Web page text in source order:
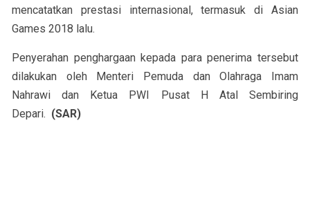
mencatatkan prestasi internasional, termasuk di Asian
Games 2018 lalu.
Penyerahan penghargaan kepada para penerima tersebut
dilakukan oleh Menteri Pemuda dan Olahraga Imam
Nahrawi dan Ketua PWI Pusat H Atal Sembiring
Depari. (SAR)